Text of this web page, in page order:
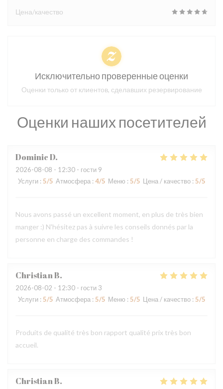
Оценки наших посетителей
DominicD
2026-08-08 - 12:30 - гости 9
Услуги : 5/5 Атмосфера : 4/5 Меню : 5/5 Цена / качество : 5/5
Nous avons passé un excellent moment, en plus de très bien
manger :) N'hésitez pas à suivre les conseils donnés par la
personne en charge des commandes !
ChristianB
2026-08-02 - 12:30 - гости 3
Услуги : 5/5 Атмосфера : 5/5 Меню : 5/5 Цена / качество : 5/5
Produits de qualité très bon rapport qualité prix très bon
accueil.
ChristianB
Цена/качество
Исключительно проверенные оценки
Оценки только от клиентов, сделавших резервирование